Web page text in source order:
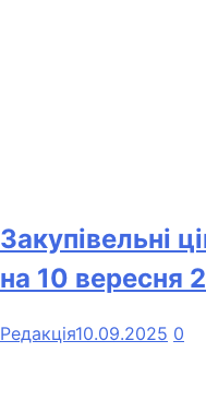
Закупівельні
на 10 вересня
Редакція10.09.2025 0